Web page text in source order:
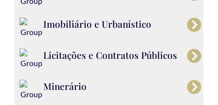
Imobiliário e Urbanístico
Licitações e Contratos Públicos
Minerário